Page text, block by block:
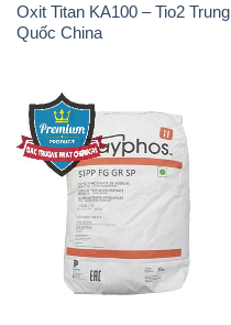
Oxit Titan KA100 – Tio2 Trung
Quốc China